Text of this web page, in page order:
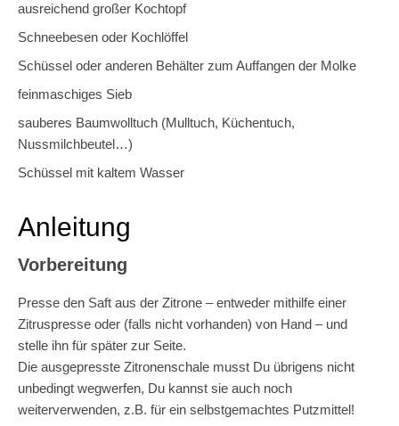
ausreichend großer Kochtopf
Schneebesen oder Kochlöffel
Schüssel oder anderen Behälter zum Auffangen der Molke
feinmaschiges Sieb
sauberes Baumwolltuch (Mulltuch, Küchentuch,
Nussmilchbeutel…)
Schüssel mit kaltem Wasser
Anleitung
Vorbereitung
Presse den Saft aus der Zitrone – entweder mithilfe einer
Zitruspresse oder (falls nicht vorhanden) von Hand – und
stelle ihn für später zur Seite.
Die ausgepresste Zitronenschale musst Du übrigens nicht
unbedingt wegwerfen, Du kannst sie auch noch
weiterverwenden, z.B. für ein selbstgemachtes Putzmittel!